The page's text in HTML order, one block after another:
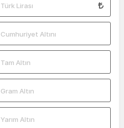
Türk Lirası
Cumhuriyet Altını
Tam Altın
Gram Altın
Yarım Altın